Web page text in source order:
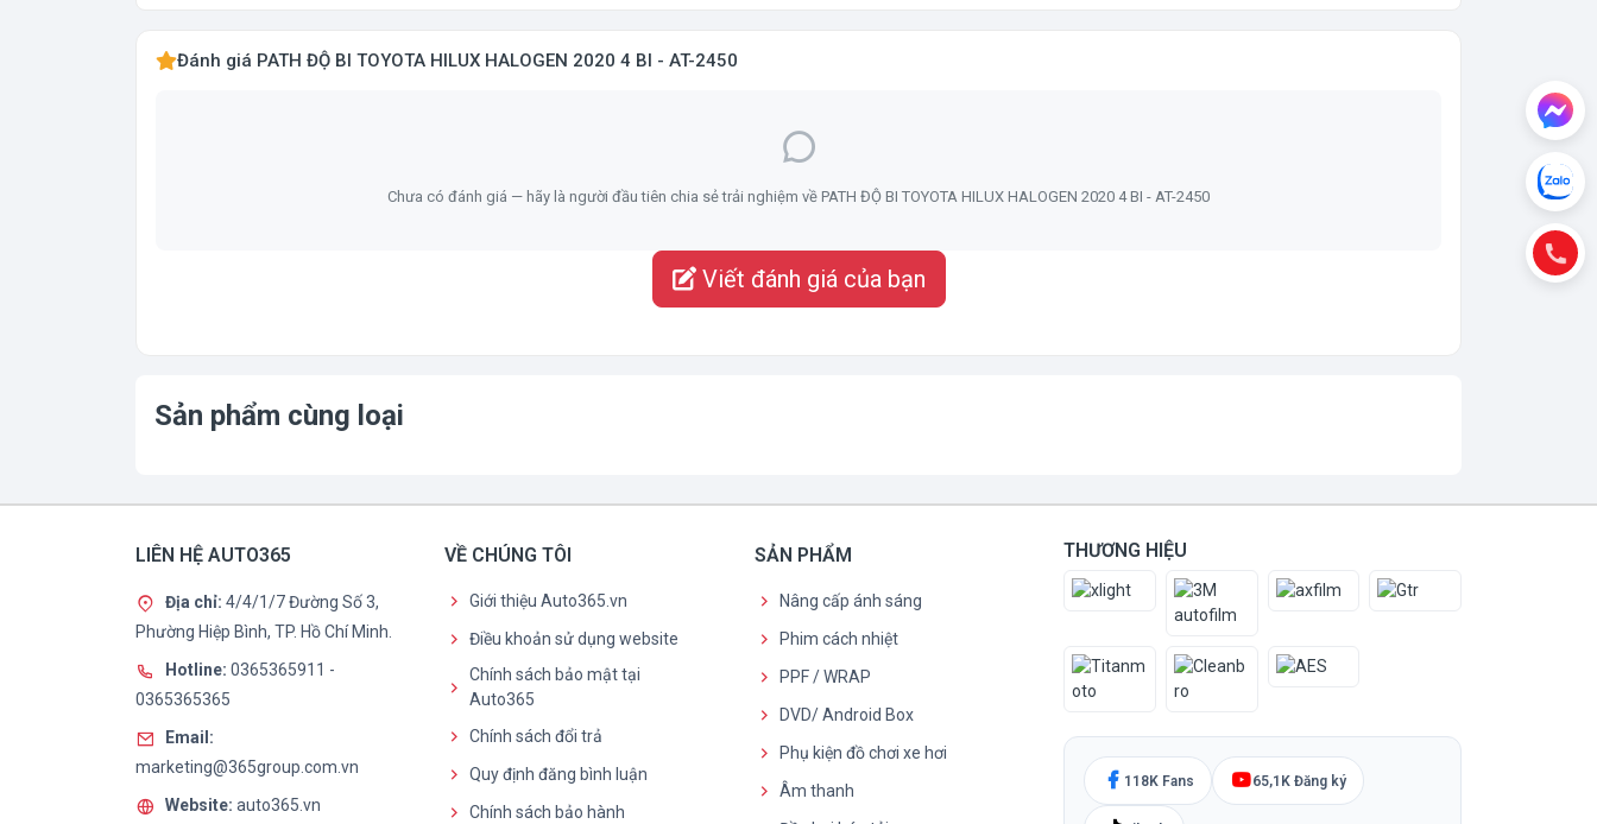
Đánh giá PATH ĐỘ BI TOYOTA HILUX HALOGEN 2020 4 BI - AT-2450
Chưa có đánh giá — hãy là người đầu tiên chia sẻ trải nghiệm về PATH ĐỘ BI TOYOTA HILUX HALOGEN 2020 4 BI - AT-2450
Viết đánh giá của bạn
Sản phẩm cùng loại
LIÊN HỆ AUTO365
Địa chỉ: 4/4/1/7 Đường Số 3,
Phường Hiệp Bình, TP. Hồ Chí Minh.
Hotline: 0365365911 -
0365365365
Email:
marketing@365group.com.vn
Website: auto365.vn
VỀ CHÚNG TÔI
Giới thiệu Auto365.vn
Điều khoản sử dụng website
Chính sách bảo mật tại
Auto365
Chính sách đổi trả
Quy định đăng bình luận
Chính sách bảo hành
SẢN PHẨM
Nâng cấp ánh sáng
Phim cách nhiệt
PPF / WRAP
DVD/ Android Box
Phụ kiện đồ chơi xe hơi
Âm thanh
THƯƠNG HIỆU
118K Fans 65,1K Đăng ký